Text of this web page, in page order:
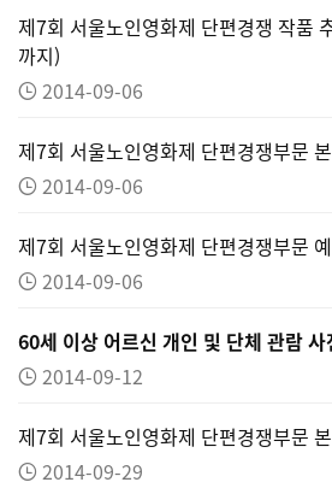
제7회 서울노인영화제 단편경쟁 작품
까지)
2014-09-06
제7회 서울노인영화제 단편경쟁부문
2014-09-06
제7회 서울노인영화제 단편경쟁부문
2014-09-06
60세 이상 어르신 개인 및 단체 관람 사
2014-09-12
제7회 서울노인영화제 단편경쟁부문
2014-09-29